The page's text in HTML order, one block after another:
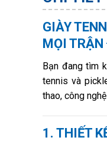
GIÀY
MỌI
Bạn đang tìm
tennis và
thao, công
1. THIẾT